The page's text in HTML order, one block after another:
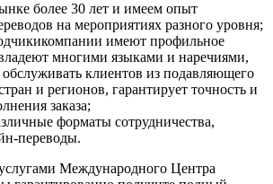
более 30 лет и имеем опыт
на мероприятиях разного уровня;
имеют профильное
многими языками и наречиями,
обслуживать клиентов из подавляющего
и регионов, гарантирует точность и
заказа;
форматы сотрудничества,
переводы.
Международного Центра